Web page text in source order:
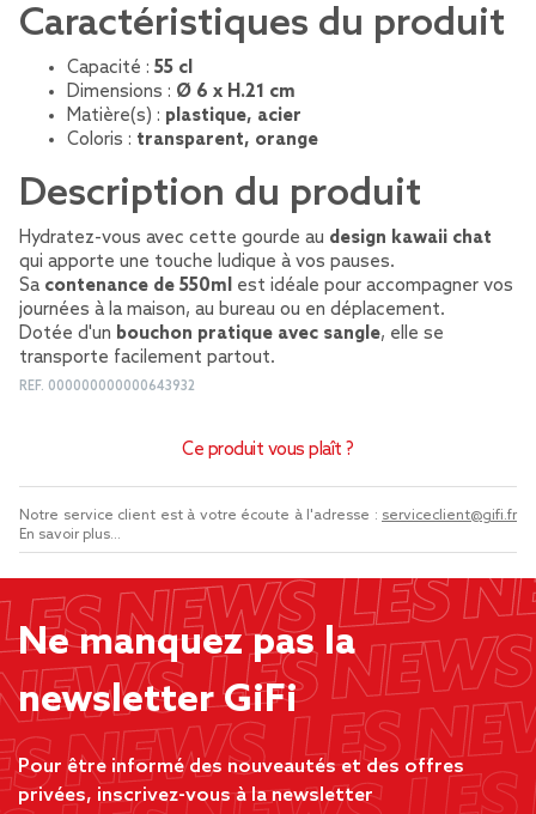
Caractéristiques du produit
Capacité : 55 cl
Dimensions : Ø 6 x H.21 cm
Matière(s) : plastique, acier
Coloris : transparent, orange
Description du produit
Hydratez-vous avec cette gourde au design kawaii chat
qui apporte une touche ludique à vos pauses.
Sa contenance de 550ml est idéale pour accompagner vos
journées à la maison, au bureau ou en déplacement.
Dotée d'un bouchon pratique avec sangle, elle se
transporte facilement partout.
REF. 000000000000643932
Ce produit vous plaît ?
Notre service client est à votre écoute à l'adresse : serviceclient@gifi.fr
En savoir plus...
Ne manquez pas la
newsletter GiFi
Pour être informé des nouveautés et des offres
privées, inscrivez-vous à la newsletter